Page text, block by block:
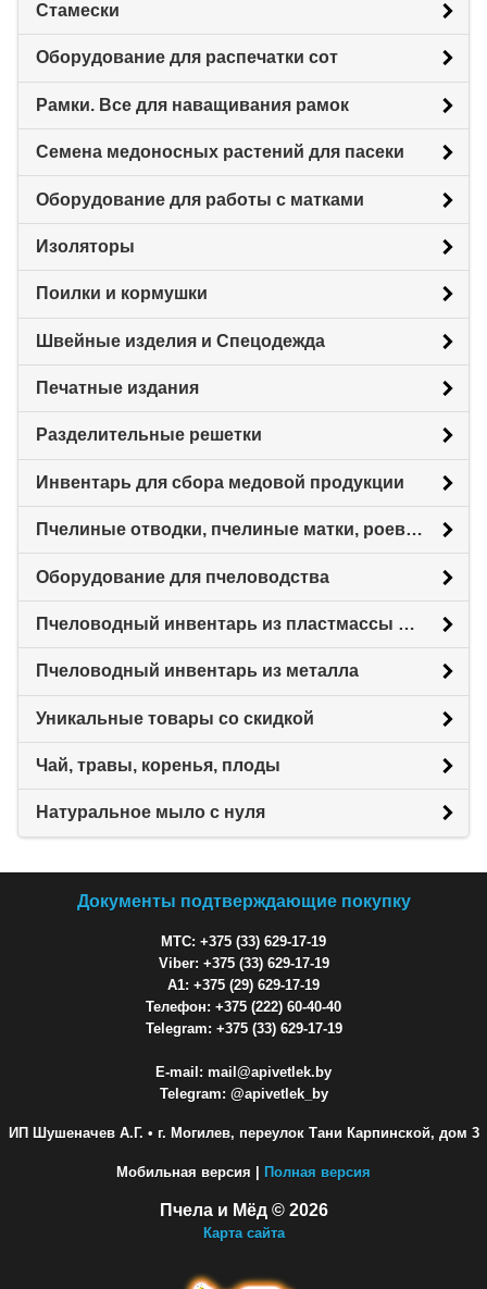
Стамески
Оборудование для распечатки сот
Рамки. Все для наващивания рамок
Семена медоносных растений для пасеки
Оборудование для работы с матками
Изоляторы
Поилки и кормушки
Швейные изделия и Спецодежда
Печатные издания
Разделительные решетки
Инвентарь для сбора медовой продукции
Пчелиные отводки, пчелиные матки, роевни
Оборудование для пчеловодства
Пчеловодный инвентарь из пластмассы для пасеки
Пчеловодный инвентарь из металла
Уникальные товары со скидкой
Чай, травы, коренья, плоды
Натуральное мыло с нуля
Документы подтверждающие покупку
МТС: +375 (33) 629-17-19
Viber: +375 (33) 629-17-19
A1: +375 (29) 629-17-19
Телефон: +375 (222) 60-40-40
Telegram: +375 (33) 629-17-19
E-mail: mail@apivetlek.by
Telegram: @apivetlek_by
ИП Шушеначев А.Г. • г. Могилев, переулок Тани Карпинской, дом 3
Мобильная версия | Полная версия
Пчела и Мёд © 2026
Карта сайта